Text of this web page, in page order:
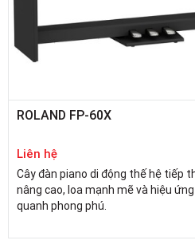
ROLAND FP-60X
Liên hệ
Cây đàn piano di động thế hệ tiếp
nâng cao, loa mạnh mẽ và hiệu
quanh phong phú.